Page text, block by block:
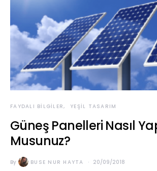
FAYDALI BILGILER YEŞIL TASARIM
Güneş Panelleri Nasıl
Musunuz?
By BUSE NUR HAYTA 20/09/2018